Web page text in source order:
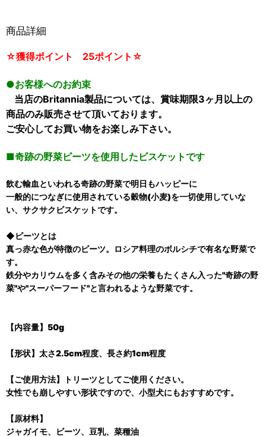
商品詳細
☆獲得ポイント 25ポイント☆
●お客様へのお約束
当店のBritannia製品については、賞味期限3ヶ月以上の
商品のみ販売させて頂いております。
ご安心してお買い物をお楽しみ下さい。
■奇跡の野菜ビーツを使用したビスケットです
飲む輸血といわれる奇跡の野菜で明日もハッピーに
一般的につなぎに使用されている穀物(小麦)を一切使用していな
い、サクサクビスケットです。
◆ビーツとは
真っ赤な色が特徴のビーツ。ロシア料理のボルシチで有名な野菜で
す。
鉄分やカリウムを多く含みその他の栄養もたくさん入った"奇跡の野
菜"や"スーパーフード"と言われるような野菜です。
【内容量】50g
【形状】太さ2.5cm程度、長さ約1cm程度
【ご使用方法】トリーツとしてご使用ください。
女性でも崩しやすい形状ですので、小型犬にもおすすめです。
【原材料】
ジャガイモ、ビーツ、豆乳、菜種油